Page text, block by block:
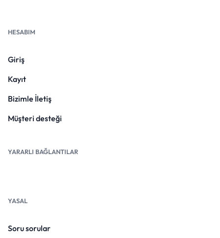
HESABIM
Giriş
Kayıt
Bizimle İletiş
Müşteri desteği
YARARLI BAĞLANTILAR
YASAL
Soru sorular